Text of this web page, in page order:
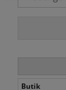
Butik